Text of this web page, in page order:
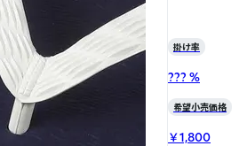
掛け率
??? %
希望小売価格
￥1,800